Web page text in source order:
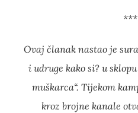
Ovaj članak nastao je
i udruge kako si? u
muškarca“. Tijekom
kroz brojne kanale